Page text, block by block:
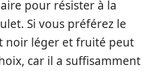
pour résister à la
Si vous préférez le
noir léger et fruité peut
car il a suffisamment